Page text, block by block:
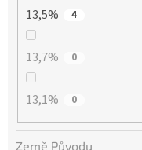
13,5% 4
13,7% 0
13,1% 0
Země Původu